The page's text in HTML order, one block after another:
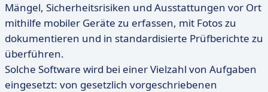
Mängel, Sicherheitsrisiken und Ausstattungen vor Ort
mithilfe mobiler Geräte zu erfassen, mit Fotos zu
dokumentieren und in standardisierte Prüfberichte zu
überführen.
Solche Software wird bei einer Vielzahl von Aufgaben
eingesetzt: von gesetzlich vorgeschriebenen